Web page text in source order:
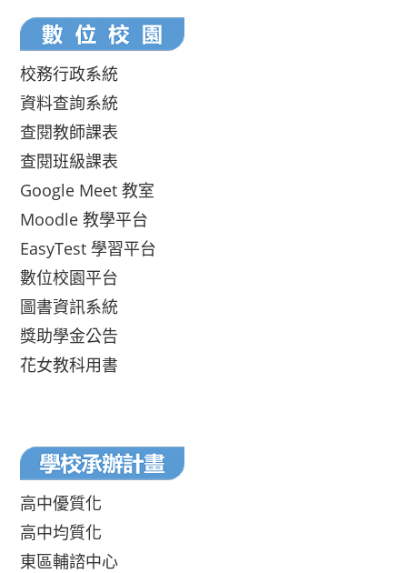
校務行政系統
資料查詢系統
查閱教師課表
查閱班級課表
Google Meet 教室
Moodle 教學平台
EasyTest 學習平台
數位校園平台
圖書資訊系統
獎助學金公告
花女教科用書
高中優質化
高中均質化
東區輔諮中心